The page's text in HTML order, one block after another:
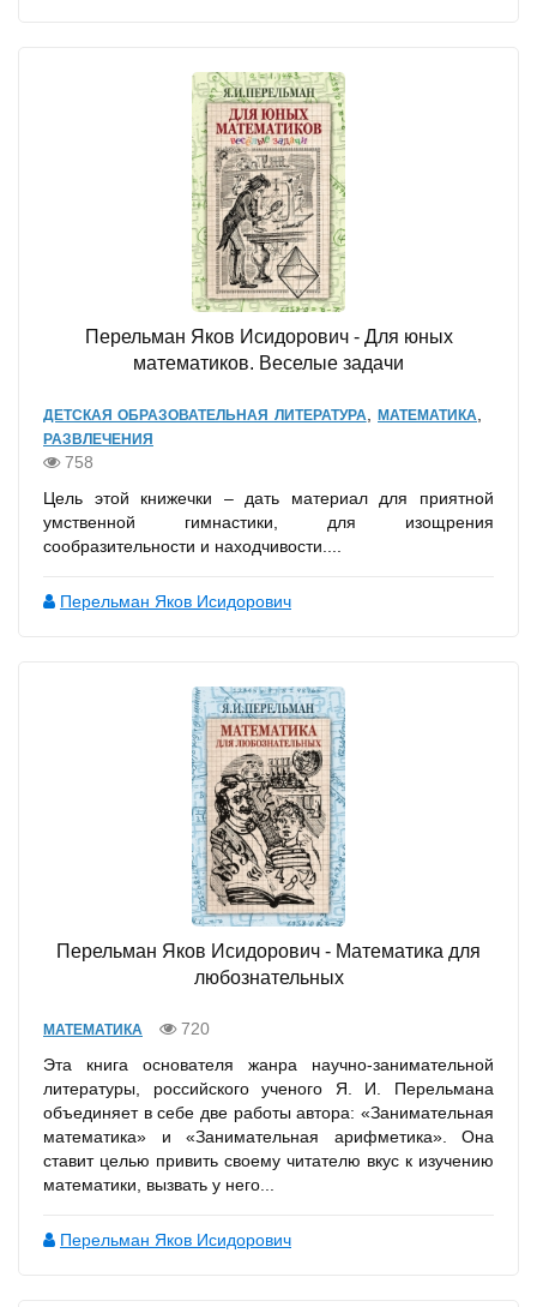
Перельман Яков Исидорович - Для юных
математиков. Веселые задачи
ДЕТСКАЯ ОБРАЗОВАТЕЛЬНАЯ ЛИТЕРАТУРА ,МАТЕМАТИКА
РАЗВЛЕЧЕНИЯ
758
Цель этой книжечки – дать материал для приятной
умственной гимнастики, для изощрения
сообразительности и находчивости....
Перельман Яков Исидорович
Перельман Яков Исидорович - Математика для
любознательных
МАТЕМАТИКА
720
Эта книга основателя жанра научно-занимательной
литературы, российского ученого Я. И. Перельмана
объединяет в себе две работы автора: «Занимательная
математика» и «Занимательная арифметика». Она
ставит целью привить своему читателю вкус к изучению
математики, вызвать у него...
Перельман Яков Исидорович